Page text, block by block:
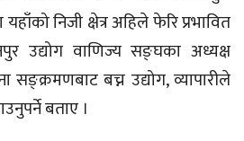
निजी क्षेत्र अहिले फेरि प्रभावित
उद्योग वाणिज्य सङ्घका अध्यक्ष
सङ्क्रमणबाट बच्न उद्योग, व्यापारीले
बताए ।